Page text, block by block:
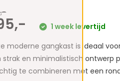
1 week levertijd
moderne gangkast is ideaal
strak en minimalistisch ontwerp
te combineren met een